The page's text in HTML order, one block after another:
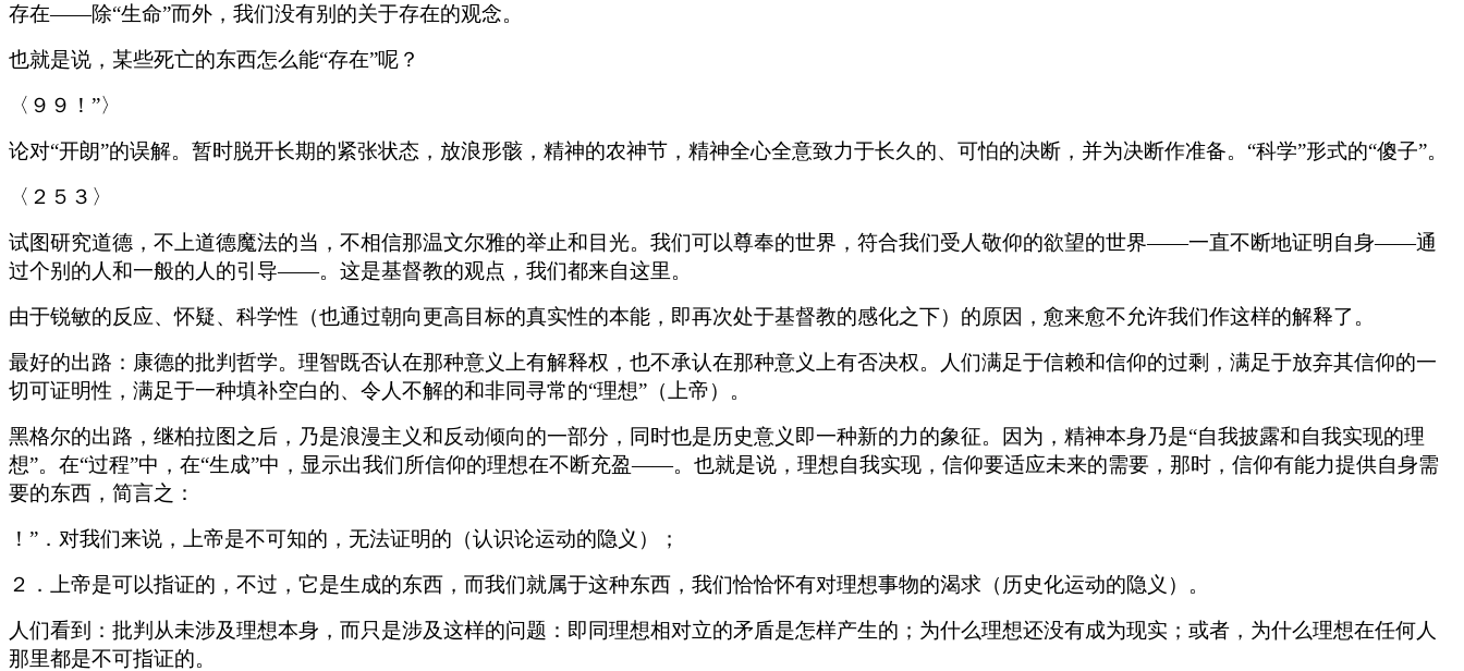
存在——除“生命”而外，我们没有别的关于存在的观念。
也就是说，某些死亡的东西怎么能“存在”呢？
〈９９！”〉
论对“开朗”的误解。暂时脱开长期的紧张状态，放浪形骸，精神的农神节，精神全心全意致力于长久的、可怕的决断，并为决断作准备。“科学”形式的“傻子”。
〈２５３〉
试图研究道德，不上道德魔法的当，不相信那温文尔雅的举止和目光。我们可以尊奉的世界，符合我们受人敬仰的欲望的世界——一直不断地证明自身——通
过个别的人和一般的人的引导——。这是基督教的观点，我们都来自这里。
由于锐敏的反应、怀疑、科学性（也通过朝向更高目标的真实性的本能，即再次处于基督教的感化之下）的原因，愈来愈不允许我们作这样的解释了。
最好的出路：康德的批判哲学。理智既否认在那种意义上有解释权，也不承认在那种意义上有否决权。人们满足于信赖和信仰的过剩，满足于放弃其信仰的一
切可证明性，满足于一种填补空白的、令人不解的和非同寻常的“理想”（上帝）。
黑格尔的出路，继柏拉图之后，乃是浪漫主义和反动倾向的一部分，同时也是历史意义即一种新的力的象征。因为，精神本身乃是“自我披露和自我实现的理
想”。在“过程”中，在“生成”中，显示出我们所信仰的理想在不断充盈——。也就是说，理想自我实现，信仰要适应未来的需要，那时，信仰有能力提供自身需
要的东西，简言之：
！”．对我们来说，上帝是不可知的，无法证明的（认识论运动的隐义）；
２．上帝是可以指证的，不过，它是生成的东西，而我们就属于这种东西，我们恰恰怀有对理想事物的渴求（历史化运动的隐义）。
人们看到：批判从未涉及理想本身，而只是涉及这样的问题：即同理想相对立的矛盾是怎样产生的；为什么理想还没有成为现实；或者，为什么理想在任何人
那里都是不可指证的。